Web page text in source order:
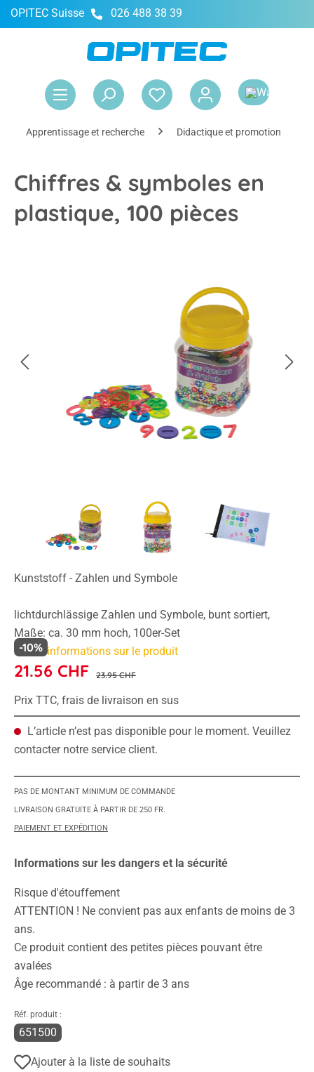
principal
OPITEC Suisse 026 488 38 39
Apprentissage et recherche Didactique et promotion
Chiffres & symboles en
plastique, 100 pièces
Kunststoff - Zahlen und Symbole
lichtdurchlässige Zahlen und Symbole, bunt sortiert,
Maße: ca. 30 mm hoch, 100er-Set
Plus d'informations sur le produit
21.56 CHF 23.95 CHF
-10%
Prix TTC, frais de livraison en sus
L’article n’est pas disponible pour le moment. Veuillez
contacter notre service client.
PAS DE MONTANT MINIMUM DE COMMANDE
LIVRAISON GRATUITE À PARTIR DE 250 FR.
PAIEMENT ET EXPÉDITION
Informations sur les dangers et la sécurité
Risque d'étouffement
ATTENTION ! Ne convient pas aux enfants de moins de 3
ans.
Ce produit contient des petites pièces pouvant être
avalées
Âge recommandé : à partir de 3 ans
Réf. produit :
651500
Ajouter à la liste de souhaits